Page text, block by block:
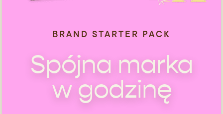
BRAND STARTER PACK
Spójna marka
w godzinę